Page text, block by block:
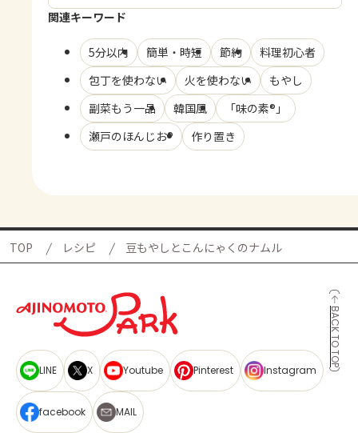
関連キーワード
5分以内 簡単・時短 節約
料理初心者
包丁を使わない
火を使わない
もやし
副菜もう一品
韓国風
「味の素®」
瀬戸のほんじお®
作り置き
TOP レシピ 豆もやしとこんにゃくのナムル
BACK TO TOP
LINE X Youtube Pinterest Instagram
facebook MAIL